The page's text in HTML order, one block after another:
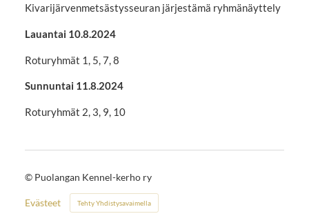
Kivarijärvenmetsästysseuran järjestämä ryhmänäyttely
Lauantai 10.8.2024
Roturyhmät 1, 5, 7, 8
Sunnuntai 11.8.2024
Roturyhmät 2, 3, 9, 10
© Puolangan Kennel-kerho ry
Evästeet Tehty Yhdistysavaimella